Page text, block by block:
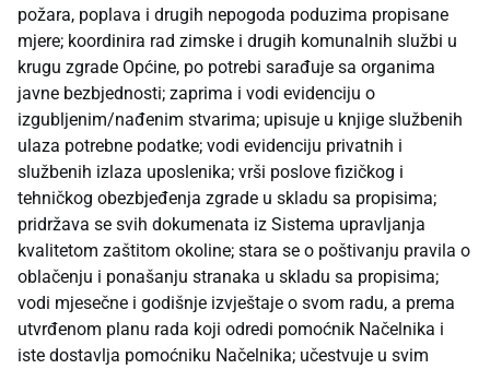
požara, poplava i drugih nepogoda poduzima propisane
mjere; koordinira rad zimske i drugih komunalnih službi u
krugu zgrade Općine, po potrebi sarađuje sa organima
javne bezbjednosti; zaprima i vodi evidenciju o
izgubljenim/nađenim stvarima; upisuje u knjige službenih
ulaza potrebne podatke; vodi evidenciju privatnih i
službenih izlaza uposlenika; vrši poslove fizičkog i
tehničkog obezbjeđenja zgrade u skladu sa propisima;
pridržava se svih dokumenata iz Sistema upravljanja
kvalitetom zaštitom okoline; stara se o poštivanju pravila o
oblačenju i ponašanju stranaka u skladu sa propisima;
vodi mjesečne i godišnje izvještaje o svom radu, a prema
utvrđenom planu rada koji odredi pomoćnik Načelnika i
iste dostavlja pomoćniku Načelnika; učestvuje u svim